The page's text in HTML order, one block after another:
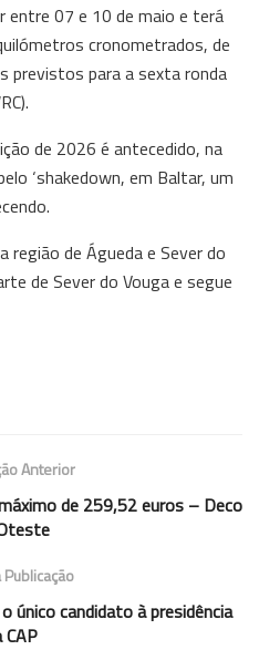
entre 07 e 10 de maio e terá
cronometrados, de
previstos para a sexta ronda
de 2026 é antecedido, na
‘shakedown, em Baltar, um
de Águeda e Sever do
de Sever do Vouga e segue
Anterior
de 259,52 euros – Deco
único candidato à presidência
CAP